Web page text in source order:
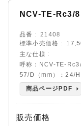
NCV-TE-Rc3/8
品番
21408
標準小売価格
主な仕様
呼称：NCV-TE-
57/D（mm）：24/
商品ページPDF
販売価格